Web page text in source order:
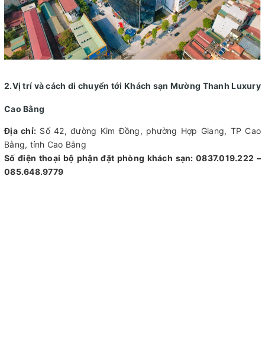
2.Vị trí và cách di chuyển tới Khách sạn Mường Thanh Luxury
Cao Bằng
Địa chỉ: Số 42, đường Kim Đồng, phường Hợp Giang, TP Cao
Bằng, tỉnh Cao Bằng
Số điện thoại bộ phận đặt phòng khách sạn: 0837.019.222 –
085.648.9779